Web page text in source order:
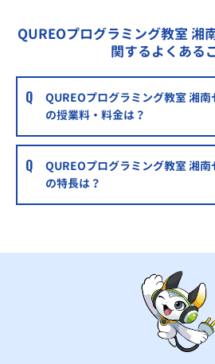
QUREOプログラミング教室 湘
関するよくある
QUREOプログラミング教室 湘
の授業料・料金は？
QUREOプログラミング教室 湘
の特長は？